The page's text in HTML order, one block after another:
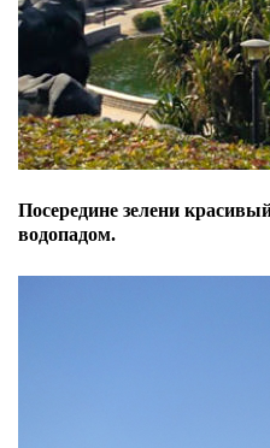
Посередине зелени
водопадом.